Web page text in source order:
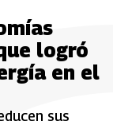
logró
en el
sus